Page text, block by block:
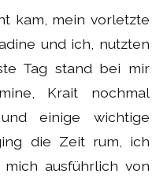
kam, mein vorletzte
und ich, nutzten
Tag stand bei mir
Krait nochmal
einige wichtige
die Zeit rum, ich
ausführlich von